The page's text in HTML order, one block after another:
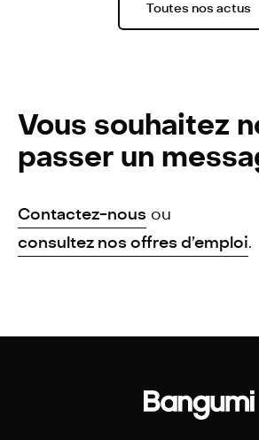
Toutes nos actus
Vous souhaitez
passer un
Contactez-nous ou
consultez nos offres d’emploi.